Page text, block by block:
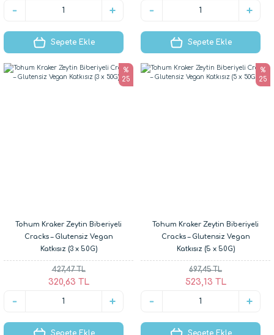
Sepete Ekle Sepete Ekle
%
25
Tohum Kraker Zeytin Biberiyeli
Cracks – Glutensiz Vegan
Katkısız (3 x 50G)
427,47 TL
320,63 TL
Sepete Ekle
%
25
Tohum Kraker Zeytin Biberiyeli
Cracks – Glutensiz Vegan
Katkısız (5 x 50G)
697,45 TL
523,13 TL
Sepete Ekle